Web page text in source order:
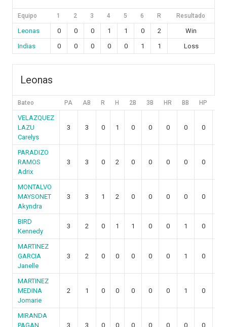
Equipo 1 2 3 4 5 6 R Resultado
Leonas 0 0 0 1 1 0 2
Win
Indias
0 0 0 0 0 1 1 Loss
Leonas
Bateo PA AB R H 2B 3B HR BB HP
VELAZQUEZ
LAZU
Carelys
3 3 0 1 0 0 0 0 0
PARADIZO
RAMOS
Adrix
3 3 0 2 0 0 0 0 0
MONTALVO
MAYSONET
Akyndra
3 3 1 2 0 0 0 0 0
BIRD
Kennedy
3 2 0 1 1 0 0 1 0
MARTINEZ
GARCIA
Janelle
3 2 0 0 0 0 0 1 0
MARTINEZ
MEDINA
Jomarie
2 1 0 0 0 0 0 1 0
MIRANDA
PAGAN
3 3 0 0 0 0 0 0 0